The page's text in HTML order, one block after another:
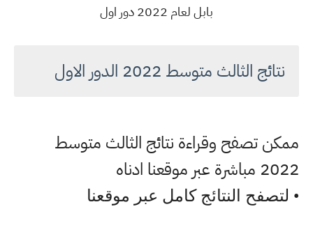
بابل لعام 2022 دور اول
نتائج الثالث متوسط 2022 الدور الاول
ممكن تصفح وقراءة نتائج الثالث متوسط
2022 مباشرة عبر موقعنا ادناه
• لتصفح النتائج كامل عبر موقعنا